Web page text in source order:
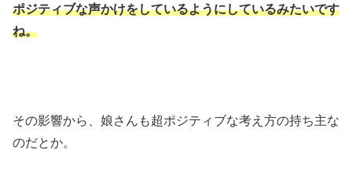
ポジティブな声かけをしているようにしているみたいです
ね。
その影響から、娘さんも超ポジティブな考え方の持ち主な
のだとか。